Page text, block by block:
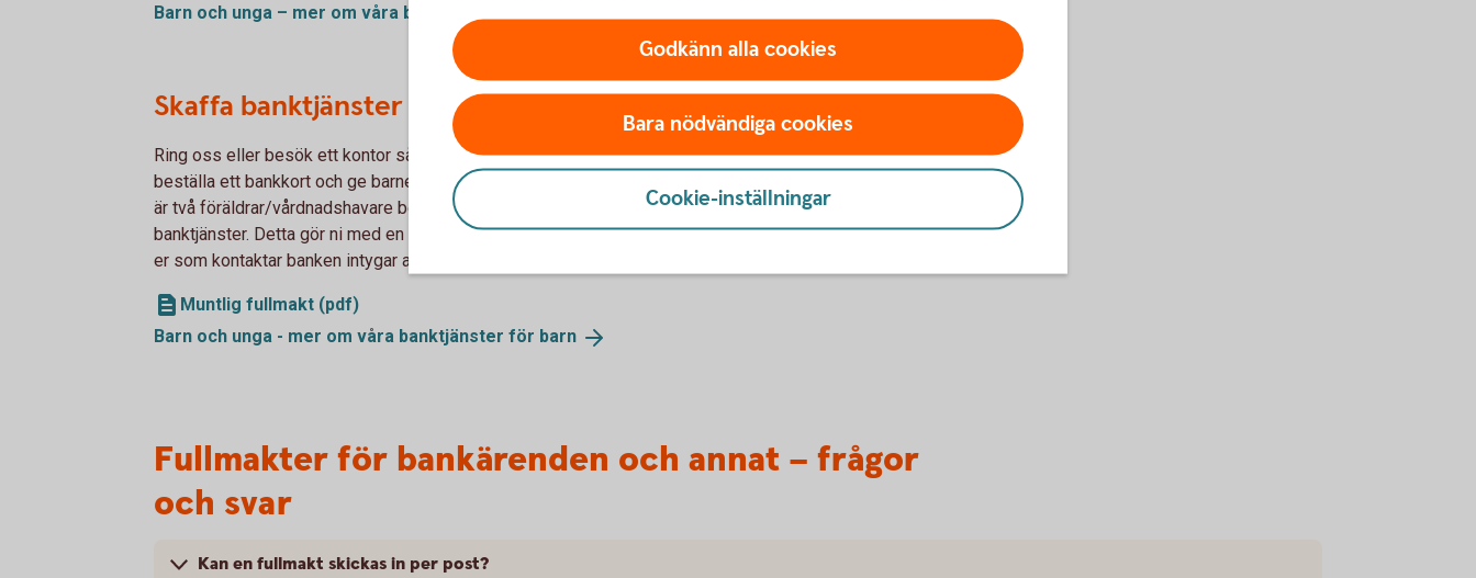
Barn och unga – mer om våra banktjänster för
Skaffa banktjänster till omyndiga barn
Ring oss eller besök ett kontor så hjälper vi till att öppna ett konto,
beställa ett bankkort och ge barnet tillgång till våra digitala tjänster. Om ni
är två föräldrar/vårdnadshavare behöver båda godkänna att barnet får
banktjänster. Detta gör ni med en muntlig fullmakt, det vill säga att den av
er som kontaktar banken intygar att den andre har sagt ja.
Muntlig fullmakt (pdf)
Barn och unga - mer om våra banktjänster för barn
Fullmakter för bankärenden och annat – frågor
och svar
Kan en fullmakt skickas in per post?
Godkänn alla cookies
Bara nödvändiga cookies
Cookie-inställningar